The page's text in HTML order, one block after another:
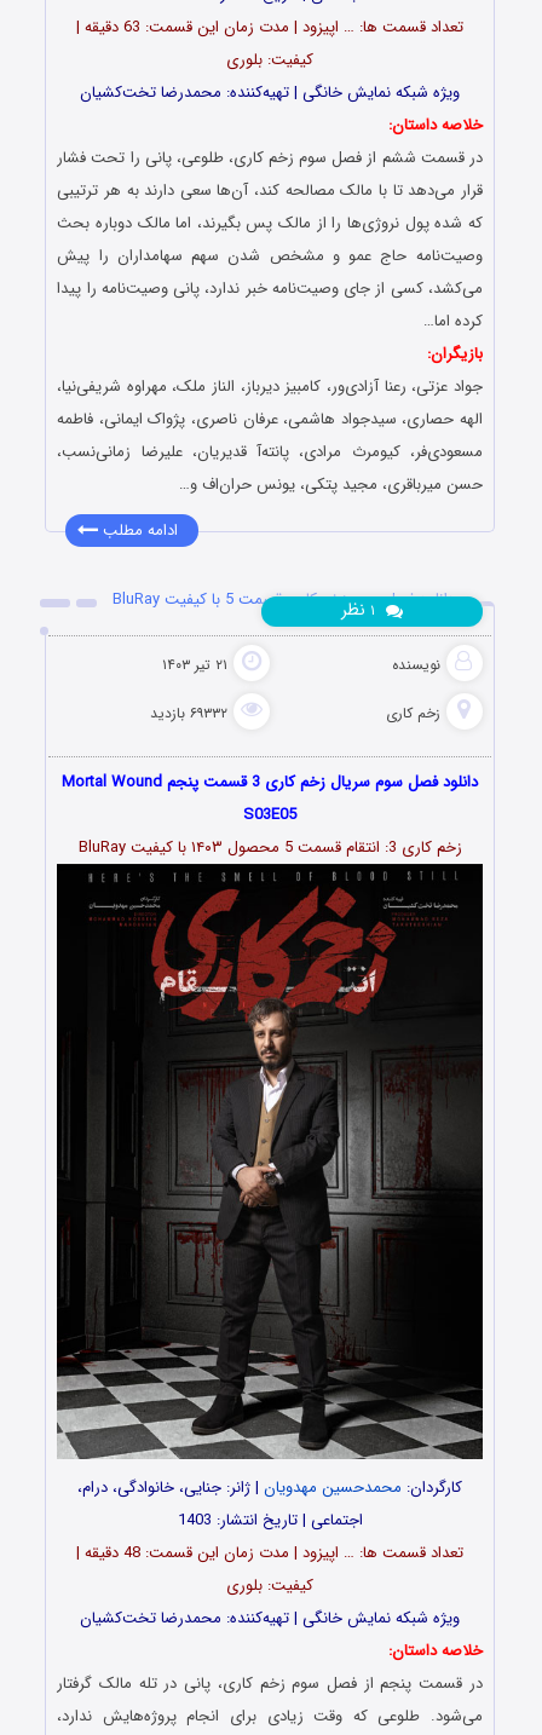
تعداد قسمت‌ ها: … اپیزود | مدت زمان این قسمت: 63 دقیقه |
کیفیت: بلوری
ویژه شبکه نمایش خانگی | تهیه‌کننده: محمدرضا تخت‌کشیان
خلاصه داستان:
در قسمت ششم از فصل سوم زخم کاری، طلوعی، پانی را تحت فشار
قرار می‌دهد تا با مالک مصالحه کند، آن‌ها سعی دارند به هر ترتیبی
که شده پول نروژی‌ها را از مالک پس بگیرند، اما مالک دوباره بحث
وصیت‌نامه‌ حاج عمو و مشخص شدن سهم سهامداران را پیش
می‌کشد، کسی از جای وصیت‌نامه خبر ندارد، پانی وصیت‌نامه را پیدا
کرده اما…
بازیگران:
جواد عزتی، رعنا آزادی‌ور، کامبیز دیرباز، الناز ملک، مهراوه شریفی‌نیا،
الهه حصاری، سیدجواد هاشمی، عرفان ناصری، پژواک ایمانی، فاطمه
مسعودی‌فر، کیومرث مرادی، پانته‌آ قدیریان، علیرضا زمانی‌نسب،
حسن میرباقری، مجید پتکی، یونس حران‌اف و…
ادامه مطلب
دانلود فصل سوم زخم کاری قسمت 5 با کیفیت BluRay
نویسنده ۲۱ تیر ۱۴۰۳
زخم کاری ۶۹۳۳۲ بازدید
نظر
دانلود فصل سوم سریال زخم کاری 3 قسمت پنجم Mortal Wound
S03E05
زخم کاری 3: انتقام قسمت
5 محصول ۱۴۰۳ با کیفیت BluRay
کارگردان: محمدحسین مهدویان | ژانر: جنایی، خانوادگی، درام،
اجتماعی | تاریخ انتشار: 1403
تعداد قسمت‌ ها: … اپیزود | مدت زمان این قسمت: 48 دقیقه |
کیفیت: بلوری
ویژه شبکه نمایش خانگی | تهیه‌کننده: محمدرضا تخت‌کشیان
خلاصه داستان:
در قسمت پنجم از فصل سوم زخم کاری، پانی در تله مالک گرفتار
می‌شود. طلوعی که وقت زیادی برای انجام پروژه‌هایش ندارد،